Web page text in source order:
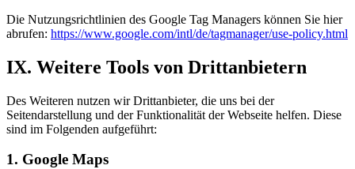
Die Nutzungsrichtlinien des Google Tag Managers können Sie hier
abrufen: https://www.google.com/intl/de/tagmanager/use-policy.html
IX. Weitere Tools von Drittanbietern
Des Weiteren nutzen wir Drittanbieter, die uns bei der
Seitendarstellung und der Funktionalität der Webseite helfen. Diese
sind im Folgenden aufgeführt:
1. Google Maps